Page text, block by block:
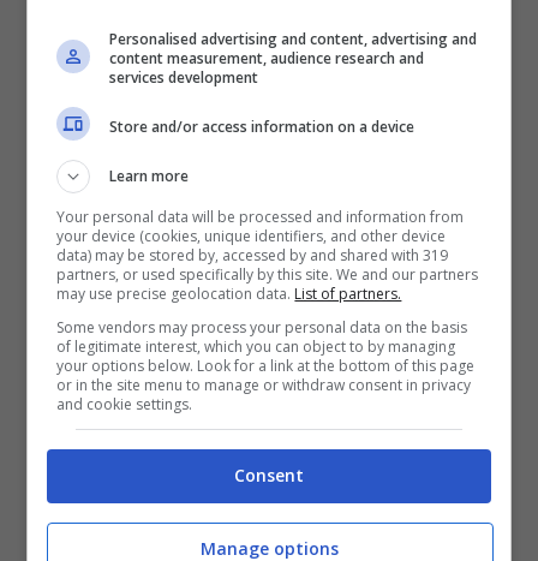
Mercy (videogiochi.com)
Nella stessa patch ci sono stati piccoli
aggiustamenti in positivo per Lucio, Zenyatta
e Brigitte mentre Mercy è stata
ridimensionata al punto tale che qualcuno ora
la definisce completamente inutile e
ingiocabile. A partire dai movimenti quando
utilizza il Guardian Angel che sono stati resi
più
e che quindi potrebbero
Personalised advertising and content, advertising and
content measurement, audience research and
services development
Store and/or access information on a device
Learn more
Your personal data will be processed and information from
your device (cookies, unique identifiers, and other device
data) may be stored by, accessed by and shared with 319
partners, or used specifically by this site. We and our partners
may use precise geolocation data. List of partners.
Some vendors may process your personal data on the basis
of legitimate interest, which you can object to by managing
your options below. Look for a link at the bottom of this page
or in the site menu to manage or withdraw consent in privacy
and cookie settings.
Consent
Manage options